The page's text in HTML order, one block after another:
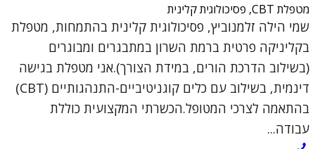
מטפלת CBT, פסיכולוגית קלינית
שמי הילה זלמנוביץ, פסיכולוגית קלינית בהתמחות, מטפלת
בקליניקה פרטית ברמת השרון במתבגרים ומבוגרים
(בשילוב הדרכת הורים, במידת הצורך).אני מטפלת בגישה
דינמית, בשילוב עם כלים קוגניטיביים-התנהגותיים (CBT)
בהתאמה לצרכי המטופל.הכשרתי המקצועית כוללת
עבודה...